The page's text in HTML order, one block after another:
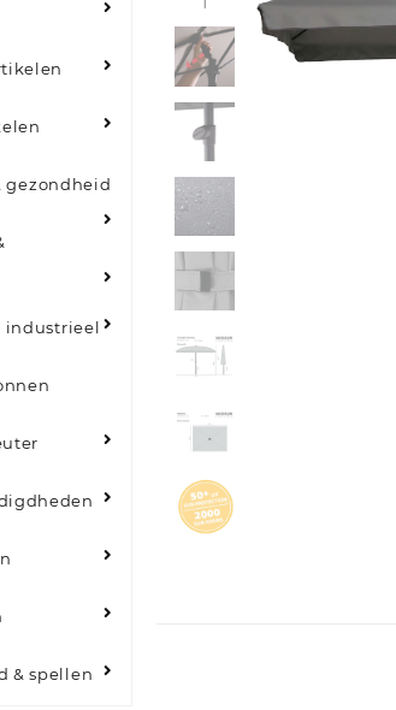
gezondheid
industrieel
& spellen